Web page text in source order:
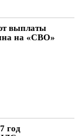
выплаты
на «СВО»
год